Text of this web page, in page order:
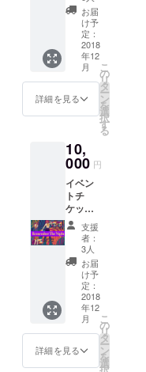
リツ
イート
させて
いただ
きま
す。
す！ ※
公序良
俗に反
する内
容は、
法令に
違反す
るなよ
きませ
ん。 ※
投稿の
拡散希
望の連
絡から
15日以
内に１
００人
リツ
イート
させて
いただ
きま
す。
人で
フォ
ローさ
せてい
ただき
ます！
※公序良
俗に反
する内
容は、
違反す
るなよ
うな内
容はお
受けで
きませ
ん。 ※
フォ
ローし
たら最
低３か
月間は
解除し
ませ
ん。
お届
け予
定：
2018
年12
月
詳細を見る
こ
の
リ
タ
ー
ン
を
選
択
す
る
10,
000 円
イベン
トチ
ケット
５枚 ＊
イベン
トチ
ケット
に関し
ては、
イベン
トご来
場時に
支援者
さまの
お名前
支援
者：
3人
お届
け予
定：
2018
年12
月
詳細を見る
こ
の
リ
タ
ー
ン
を
選